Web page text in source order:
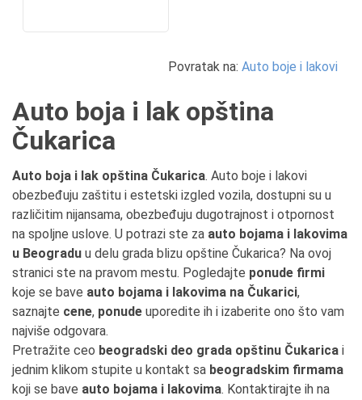
Povratak na: Auto boje i lakovi
Auto boja i lak opština
Čukarica
Auto boja i lak opština Čukarica. Auto boje i lakovi
obezbeđuju zaštitu i estetski izgled vozila, dostupni su u
različitim nijansama, obezbeđuju dugotrajnost i otpornost
na spoljne uslove. U potrazi ste za auto bojama i lakovima
u Beogradu u delu grada blizu opštine Čukarica? Na ovoj
stranici ste na pravom mestu. Pogledajte ponude firmi
koje se bave auto bojama i lakovima na Čukarici,
saznajte cene, ponude uporedite ih i izaberite ono što vam
najviše odgovara.
Pretražite ceo beogradski deo grada opštinu Čukarica i
jednim klikom stupite u kontakt sa beogradskim firmama
koji se bave auto bojama i lakovima. Kontaktirajte ih na